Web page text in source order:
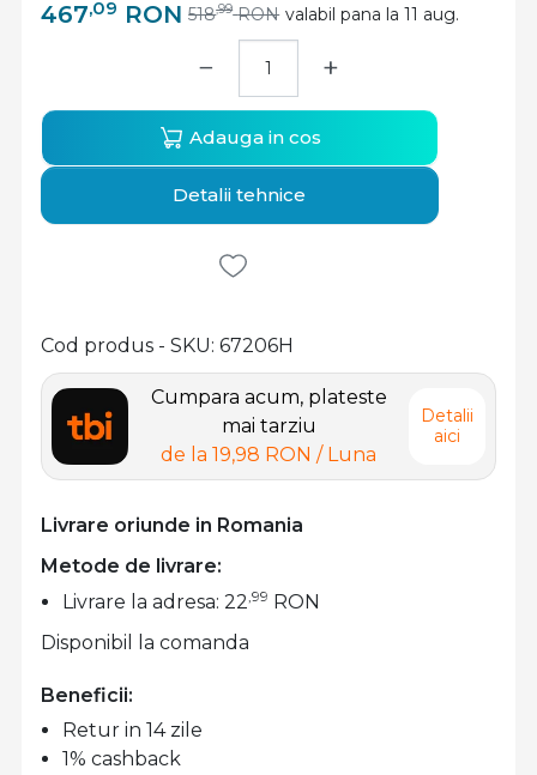
467,09 RON 518,99 RON valabil pana la 11 aug.
Cumpara acum, plateste
mai tarziu
de la 19,98 RON / Luna
Detalii
aici
Livrare oriunde in Romania
Cod produs - SKU 67206H
Metode de livrare:
Livrare la adresa: 22,99 RON
Disponibil la comanda
− +
Adauga in cos
Detalii tehnice
Beneficii:
Retur in 14 zile
1% cashback